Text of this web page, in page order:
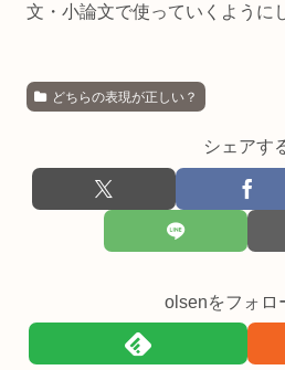
文・小論文で使っていくように
どちらの表現が正しい？
シェアす
olsenをフォロ